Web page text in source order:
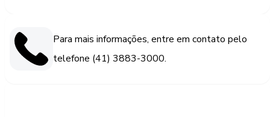
Para mais informações, entre em contato pelo
telefone (41) 3883-3000.